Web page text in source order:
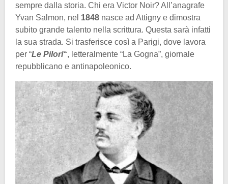
sempre dalla storia. Chi era Victor Noir? All’anagrafe
Yvan Salmon, nel 1848 nasce ad Attigny e dimostra
subito grande talento nella scrittura. Questa sarà infatti
la sua strada. Si trasferisce così a Parigi, dove lavora
per “Le Pilori“, letteralmente “La Gogna”, giornale
repubblicano e antinapoleonico.